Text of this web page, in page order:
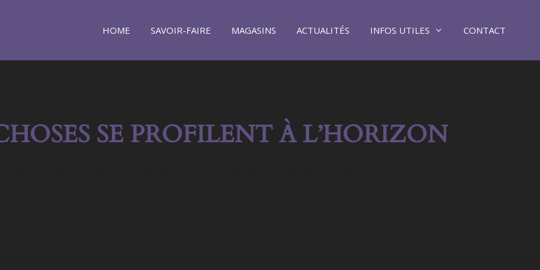
HOME SAVOIR-FAIRE MAGASINS ACTUALITÉS INFOS UTILES CONTACT
SE PROFILENT À L’HORIZON